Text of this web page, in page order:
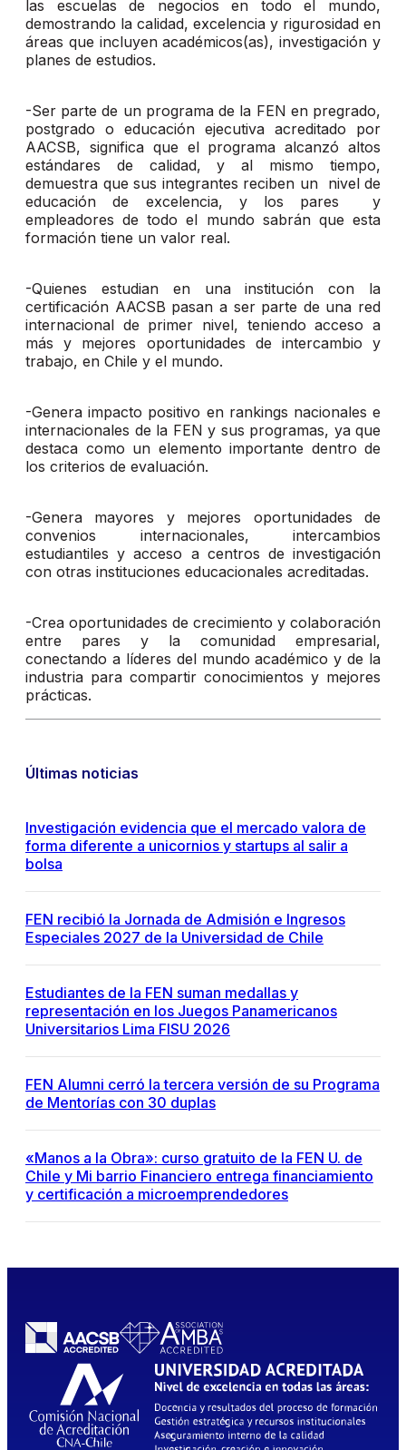
las escuelas de negocios en todo el mundo,
demostrando la calidad, excelencia y rigurosidad en
áreas que incluyen académicos(as), investigación y
planes de estudios.
-Ser parte de un programa de la FEN en pregrado,
postgrado o educación ejecutiva acreditado por
AACSB, significa que el programa alcanzó altos
estándares de calidad, y al mismo tiempo,
demuestra que sus integrantes reciben un nivel de
educación de excelencia, y los pares y
empleadores de todo el mundo sabrán que esta
formación tiene un valor real.
-Quienes estudian en una institución con la
certificación AACSB pasan a ser parte de una red
internacional de primer nivel, teniendo acceso a
más y mejores oportunidades de intercambio y
trabajo, en Chile y el mundo.
-Genera impacto positivo en rankings nacionales e
internacionales de la FEN y sus programas, ya que
destaca como un elemento importante dentro de
los criterios de evaluación.
-Genera mayores y mejores oportunidades de
convenios internacionales, intercambios
estudiantiles y acceso a centros de investigación
con otras instituciones educacionales acreditadas.
-Crea oportunidades de crecimiento y colaboración
entre pares y la comunidad empresarial,
conectando a líderes del mundo académico y de la
industria para compartir conocimientos y mejores
prácticas.
Últimas noticias
Investigación evidencia que el mercado valora de
forma diferente a unicornios y startups al salir a
bolsa
FEN recibió la Jornada de Admisión e Ingresos
Especiales 2027 de la Universidad de Chile
Estudiantes de la FEN suman medallas y
representación en los Juegos Panamericanos
Universitarios Lima FISU 2026
FEN Alumni cerró la tercera versión de su Programa
de Mentorías con 30 duplas
«Manos a la Obra»: curso gratuito de la FEN U. de
Chile y Mi barrio Financiero entrega financiamiento
y certificación a microemprendedores